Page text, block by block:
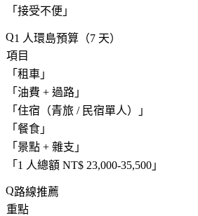
「 接受不便 」
1 人環島預算（7 天）
項目
「 租車 」
「 油費 + 過路 」
「 住宿（青旅 / 民宿單人） 」
「 餐食 」
「 景點 + 雜支 」
「 1 人總額 NT$ 23,000-35,500 」
路線推薦
重點